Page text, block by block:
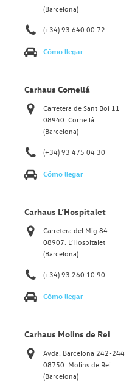
(Barcelona)
(+34) 93 640 00 72
Cómo llegar
Carhaus Cornellá
Carretera de Sant Boi 11
08940. Cornellá
(Barcelona)
(+34) 93 475 04 30
Cómo llegar
Carhaus L’Hospitalet
Carretera del Mig 84
08907. L’Hospitalet
(Barcelona)
(+34) 93 260 10 90
Cómo llegar
Carhaus Molins de Rei
Avda. Barcelona 242-244
08750. Molins de Rei
(Barcelona)